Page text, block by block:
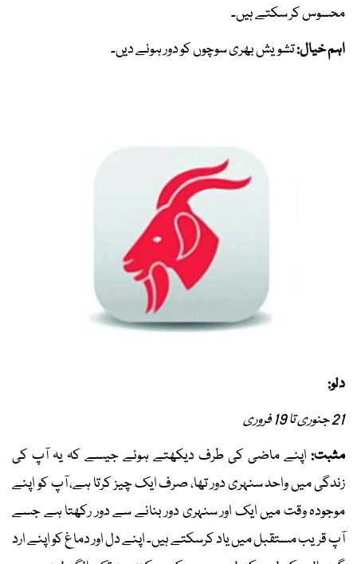
محسوس کر سکتے ہیں۔
اہم خیال:تشویش بھری سوچوں کو دور ہونے دیں۔
دلو:
21 جنوری تا 19 فروری
مثبت: اپنے ماضی کی طرف دیکھتے ہوئے جیسے کہ یہ آپ کی
زندگی میں واحد سنہری دور تھا، صرف ایک چیز کرتا ہے، آپ کو اپنے
موجودہ وقت میں ایک اور سنہری دور بنانے سے دور رکھتا ہے جسے
آپ قریب مستقبل میں یاد کرسکتے ہیں۔ اپنے دل اور دماغ کو اپنے ارد